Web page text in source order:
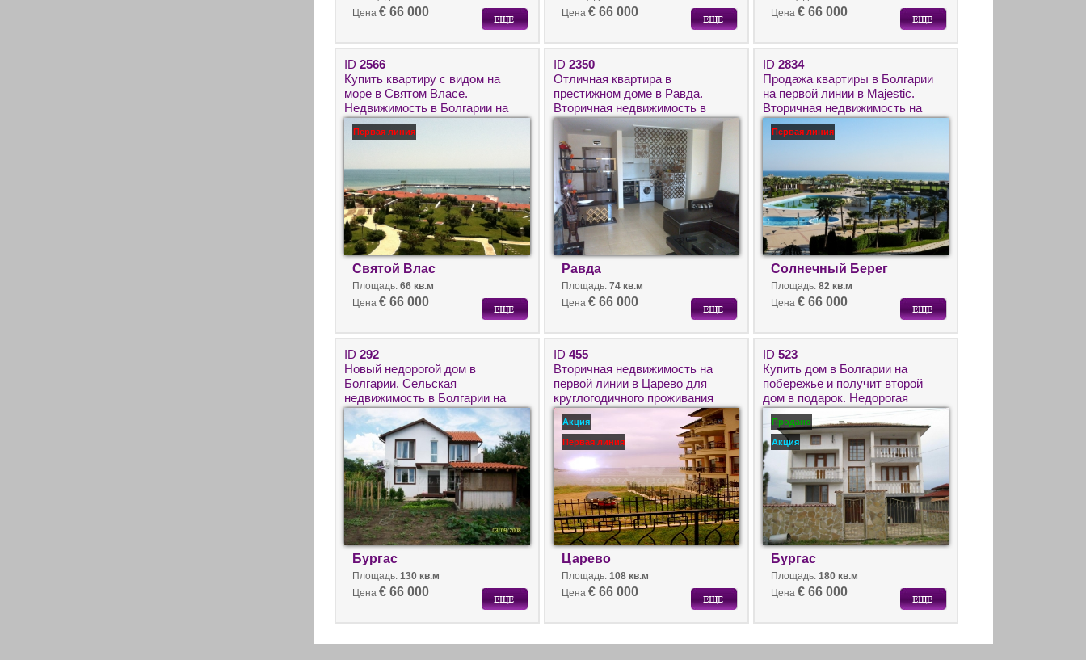
Цена € 66 000
Цена € 66 000
Цена € 66 000
ID 2566
Купить квартиру с видом на
море в Святом Власе.
Недвижимость в Болгарии на
первой линии.
Первая линия
Святой Влас
Площадь: 66 кв.м
Цена € 66 000
ID 2350
Отличная квартира в
престижном доме в Равда.
Вторичная недвижимость в
Болгарии на море.
Равда
Площадь: 74 кв.м
Цена € 66 000
ID 2834
Продажа квартиры в Болгарии
на первой линии в Majestic.
Вторичная недвижимость на
Солнечном берегу с видом на
море.
Первая линия
Солнечный Берег
Площадь: 82 кв.м
Цена € 66 000
ID 292
Новый недорогой дом в
Болгарии. Сельская
недвижимость в Болгарии на
побережье.
Бургас
Площадь: 130 кв.м
Цена € 66 000
ID 455
Вторичная недвижимость на
первой линии в Царево для
круглогодичного проживания
Акция
Первая линия
Царево
Площадь: 108 кв.м
Цена € 66 000
ID 523
Купить дом в Болгарии на
побережье и получит второй
дом в подарок. Недорогая
недвижимость в Болгарии.
Продано
Акция
Бургас
Площадь: 180 кв.м
Цена € 66 000